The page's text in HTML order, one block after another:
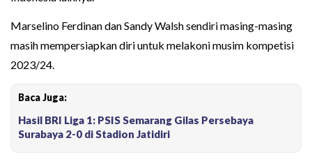
Marselino Ferdinan dan Sandy Walsh sendiri masing-masing
masih mempersiapkan diri untuk melakoni musim kompetisi
2023/24.
Baca Juga:
Hasil BRI Liga 1: PSIS Semarang Gilas Persebaya
Surabaya 2-0 di Stadion Jatidiri